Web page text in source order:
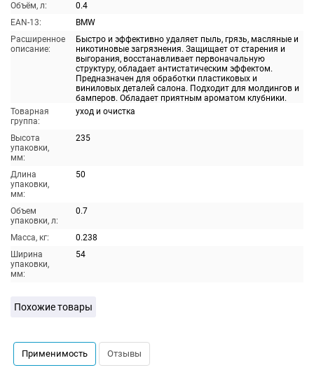
Объём, л:
0.4
EAN-13:
BMW
Расширенное
описание:
Быстро и эффективно удаляет пыль, грязь, масляные и
никотиновые загрязнения. Защищает от старения и
выгорания, восстанавливает первоначальную
структуру, обладает антистатическим эффектом.
Предназначен для обработки пластиковых и
виниловых деталей салона. Подходит для молдингов и
бамперов. Обладает приятным ароматом клубники.
Товарная
группа:
уход и очистка
Высота
упаковки,
мм:
235
Длина
упаковки,
мм:
50
Объем
упаковки, л:
0.7
Масса, кг:
0.238
Ширина
упаковки,
мм:
54
Похожие товары
Применимость Отзывы